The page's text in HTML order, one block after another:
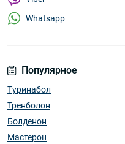
Популярное
Туринабол
Тренболон
Болденон
Мастерон
Whatsapp